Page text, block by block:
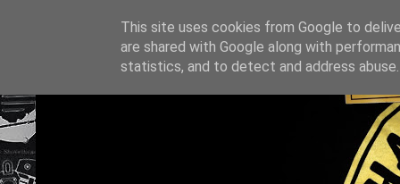
This site uses cookies from Google to
are shared with Google along with
statistics, and to detect and address abuse.